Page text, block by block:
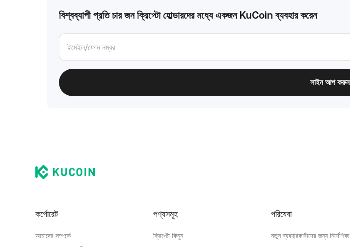
বিশ্বব্যাপী প্রতি চার জন ক্রিপ্টো হোল্ডারদের মধ্যে একজন KuCoin ব্যবহার করেন
সাইন আপ করুন
কর্পোরেট
আমাদের সম্পর্কে
পণ্যসমূহ
ক্রিপ্টো কিনুন
পরিষেবা
নতুন ব্যবহারকারীদের জন্য নির্দেশিকা